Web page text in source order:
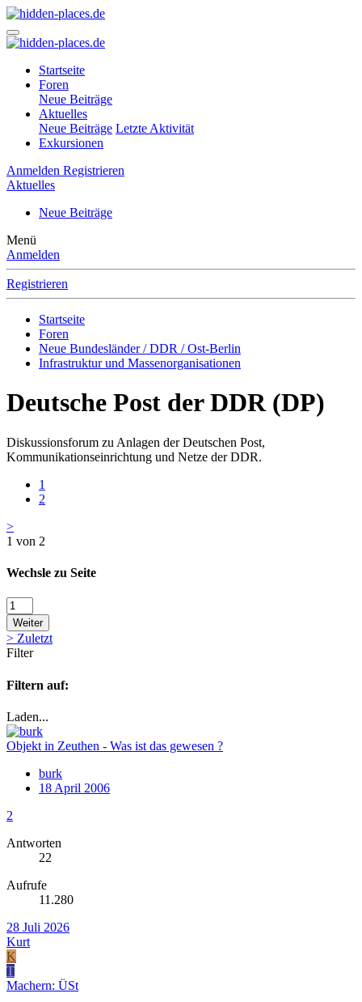
Startseite
Foren
Neue Beiträge
Aktuelles
Neue Beiträge Letzte Aktivität
Exkursionen
Anmelden Registrieren
Aktuelles
Neue Beiträge
Menü
Anmelden
Registrieren
Startseite
Foren
Neue Bundesländer / DDR / Ost-Berlin
Infrastruktur und Massenorganisationen
Deutsche Post der DDR (DP)
Diskussionsforum zu Anlagen der Deutschen Post,
Kommunikationseinrichtung und Netze der DDR.
1
2
>
1 von 2
Wechsle zu Seite
Weiter
> Zuletzt
Filter
Filtern auf:
Laden...
Objekt in Zeuthen - Was ist das gewesen ?
burk
18 April 2006
2
Antworten
22
Aufrufe
11.280
28 Juli 2026
Kurt
K
T
Machern: ÜSt